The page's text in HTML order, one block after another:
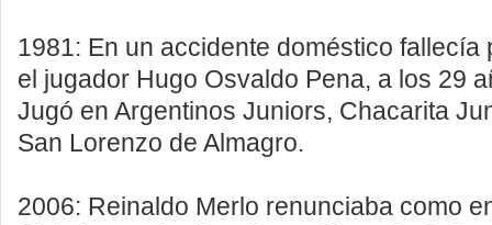
1981: En un accidente doméstico fallecía
el jugador Hugo Osvaldo Pena, a los 29
Jugó en Argentinos Juniors, Chacarita
San Lorenzo de Almagro.
2006: Reinaldo Merlo renunciaba como